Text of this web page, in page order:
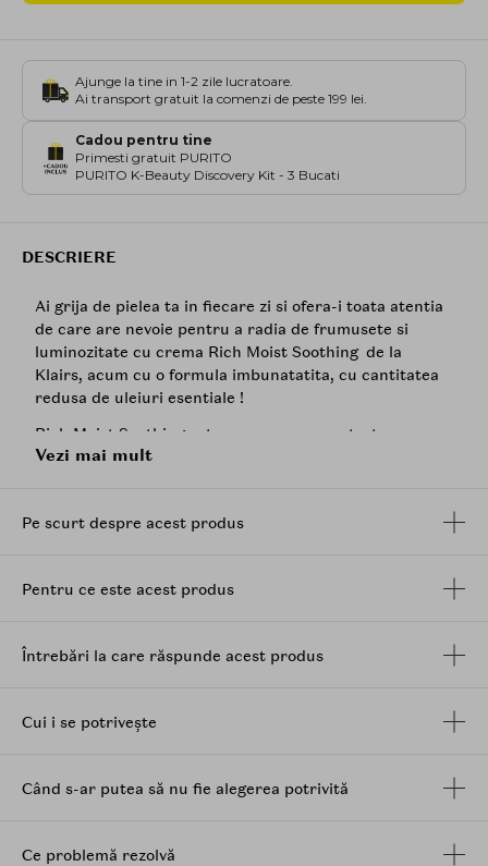
Ajunge la tine in 1-2 zile lucratoare.
Ai transport gratuit la comenzi de peste 199 lei.
Cadou pentru tine
Primesti gratuit PURITO
PURITO K-Beauty Discovery Kit - 3 Bucati
DESCRIERE
Ai grija de pielea ta in fiecare zi si ofera-i toata atentia
de care are nevoie pentru a radia de frumusete si
luminozitate cu crema Rich Moist Soothing de la
Klairs, acum cu o formula imbunatatita, cu cantitatea
redusa de uleiuri esentiale !
Rich Moist Soothing este o crema concentrata,
infuzata cu ingrediente linistitoare si calmante, cum ar
hidratare imediata, pe termen lung.
moment al zilei. Aceasta restabileste in mod eficient
vizibile inclusiv asupra tenului sensibil.
produsului. Se poate folosi atat seara cat si dimineata,
Vezi mai mult
Pe scurt despre acest produs
Pentru ce este acest produs
Întrebări la care răspunde acest produs
Cui i se potrivește
Când s-ar putea să nu fie alegerea potrivită
Ce problemă rezolvă